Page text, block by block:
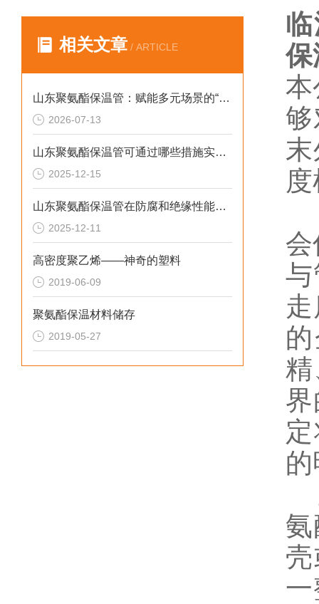
相关文章 / ARTICLE
山东聚氨酯保温管：赋能多元场景的“隐形守护者”
2026-07-13
山东聚氨酯保温管可通过哪些措施实现快速施工
2025-12-15
山东聚氨酯保温管在防腐和绝缘性能方面表现优异
2025-12-11
高密度聚乙烯——神奇的塑料
2019-06-09
聚氨酯保温材料储存
2019-05-27
保
本
会
精